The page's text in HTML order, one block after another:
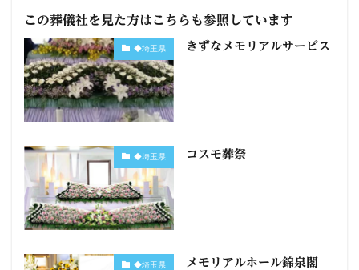
この葬儀社を見た方はこちらも参照しています
◆埼玉県 きずなメモリアルサービス
◆埼玉県 コスモ葬祭
◆埼玉県 メモリアルホール錦泉閣